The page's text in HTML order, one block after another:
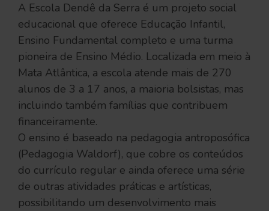
A Escola Dendê da Serra é um projeto social
educacional que oferece Educação Infantil,
Ensino Fundamental completo e uma turma
pioneira de Ensino Médio. Localizada em meio à
Mata Atlântica, a escola atende mais de 270
alunos de 3 a 17 anos, a maioria bolsistas, mas
incluindo também famílias que contribuem
financeiramente.
O ensino é baseado na pedagogia antroposófica
(Pedagogia Waldorf), que cobre os conteúdos
do currículo regular e ainda oferece uma série
de outras atividades práticas e artísticas,
possibilitando um desenvolvimento mais